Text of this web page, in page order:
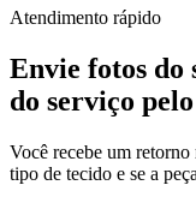
Atendimento rápido
Envie fotos do
do serviço
Você recebe um
tipo de tecido e se a